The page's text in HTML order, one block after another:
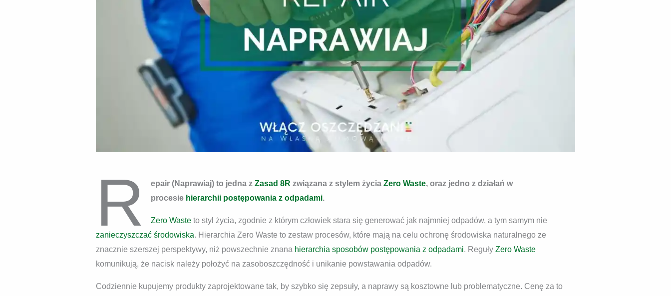
R epair (Naprawiaj) to jedna zZasad 8R związana z stylem życiaZero Waste, oraz jedno z działań w
procesie hierarchii postępowania z odpadami.
Zero Waste to styl życia, zgodnie z którym człowiek stara się generować jak najmniej odpadów, a tym samym nie
zanieczyszczać środowiska. Hierarchia Zero Waste to zestaw procesów, które mają na celu ochronę środowiska naturalnego ze
znacznie szerszej perspektywy, niż powszechnie znana hierarchia sposobów postępowania z odpadami. Reguły Zero Waste
komunikują, że nacisk należy położyć na zasoboszczędność i unikanie powstawania odpadów.
Codziennie kupujemy produkty zaprojektowane tak, by szybko się zepsuły, a naprawy są kosztowne lub problematyczne. Cenę za to